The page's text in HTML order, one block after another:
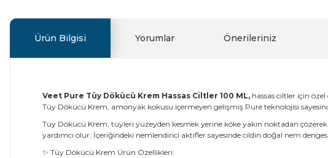
Ürün Bilgisi Yorumlar Önerileriniz
Veet Pure Tüy Dökücü Krem Hassas Ciltler 100 ML, hassas ciltler için
Tüy Dökücü Krem, amonyak kokusu içermeyen gelişmiş Pure teknolojisi
Tüy Dökücü Krem, tüyleri yüzeyden kesmek yerine köke yakın noktadan
yardımcı olur. İçeriğindeki nemlendirici aktifler sayesinde cildin doğal nem
✨ Tüy Dökücü Krem Ürün Özellikleri: